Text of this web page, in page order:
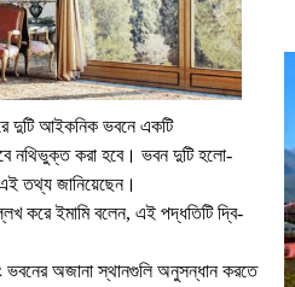
দুটি আইকনিক ভবনে একটি
নথিভুক্ত করা হবে। ভবন দুটি হলো-
তথ্য জানিয়েছেন।
করে ইমামি বলেন, এই পদ্ধতিটি দ্বি-
ভবনের অজানা স্থানগুলি অনুসন্ধান করতে